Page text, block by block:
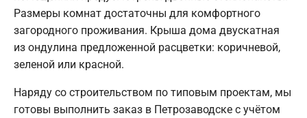
Размеры комнат достаточны для комфортного
загородного проживания. Крыша дома двускатная
из ондулина предложенной расцветки: коричневой,
зеленой или красной.
Наряду со строительством по типовым проектам, мы
готовы выполнить заказ в Петрозаводске с учётом